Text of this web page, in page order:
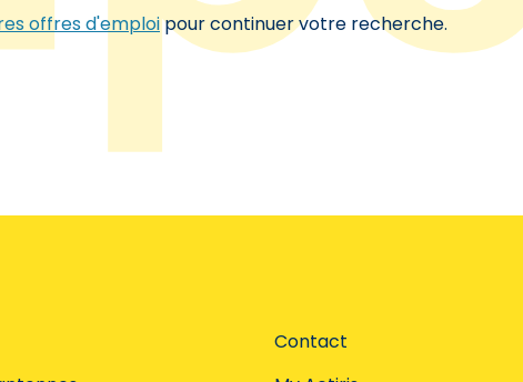
offres d'emploipour continuer votre recherche.
Contact